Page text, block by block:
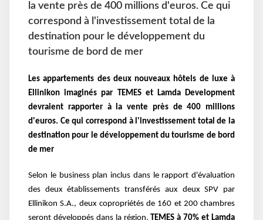
la vente près de 400 millions d'euros. Ce qui
correspond à l'investissement total de la
destination pour le développement du
tourisme de bord de mer
Les appartements des deux nouveaux hôtels de luxe à
Ellinikon imaginés par TEMES et Lamda Development
devraient rapporter à la vente près de 400 millions
d'euros. Ce qui correspond à l'investissement total de la
destination pour le développement du tourisme de bord
de mer
Selon le business plan inclus dans le rapport d'évaluation
des deux établissements transférés aux deux SPV par
Ellinikon S.A., deux copropriétés de 160 et 200 chambres
seront développés dans la région. TEMES à 70% et Lamda